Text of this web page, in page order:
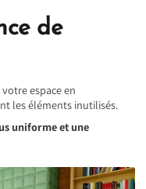
de
espace en
les éléments inutilisés.
uniforme et une